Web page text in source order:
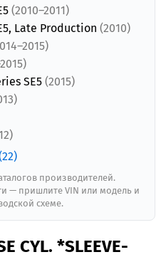
(2010–2011)
Late Production (2010)
SE5 (2015)
производителей.
— пришлите VIN или модель и
схеме.
CYL. *SLEEVE-